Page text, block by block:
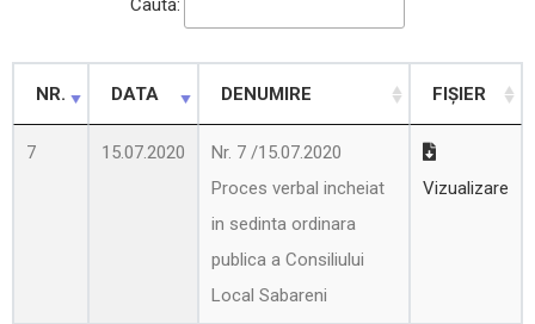
NR. DATA DENUMIRE FIȘIER
7 15.07.2020
Nr. 7 /15.07.2020
Proces verbal incheiat
in sedinta ordinara
publica a Consiliului
Local Sabareni
Vizualizare